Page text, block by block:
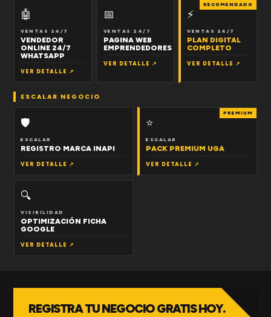
🤖
VENTAS 24/7
VENDEDOR
ONLINE 24/7
WHATSAPP
VER DETALLE ↗
📅
VENTAS 24/7
PAGINA WEB
EMPRENDEDORES
VER DETALLE ↗
RECOMENDADO
⚡
VENTAS 24/7
PLAN DIGITAL
COMPLETO
VER DETALLE ↗
ESCALAR NEGOCIO
🛡
ESCALAR
REGISTRO MARCA INAPI
VER DETALLE ↗
PREMIUM
⭐
ESCALAR
PACK PREMIUM UGA
VER DETALLE ↗
🔍
VISIBILIDAD
OPTIMIZACIÓN FICHA
GOOGLE
VER DETALLE ↗
REGISTRA TU NEGOCIO GRATIS HOY.